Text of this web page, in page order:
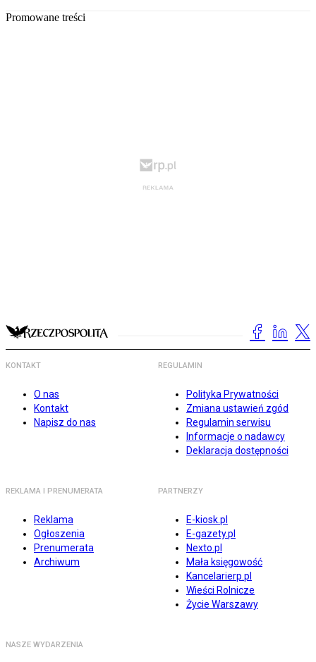
Promowane treści
KONTAKT
O nas
Kontakt
Napisz do nas
REGULAMIN
Polityka Prywatności
Zmiana ustawień zgód
Regulamin serwisu
Informacje o nadawcy
Deklaracja dostępności
REKLAMA I PRENUMERATA
Reklama
Ogłoszenia
Prenumerata
Archiwum
PARTNERZY
E-kiosk.pl
E-gazety.pl
Nexto.pl
Mała księgowość
Kancelarierp.pl
Wieści Rolnicze
Życie Warszawy
NASZE WYDARZENIA